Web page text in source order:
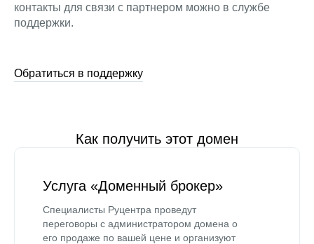
контакты для связи с партнером можно в службе
поддержки.
Обратиться в поддержку
Как получить этот домен
Услуга «Доменный брокер»
Специалисты Руцентра проведут
переговоры с администратором домена о
его продаже по вашей цене и организуют